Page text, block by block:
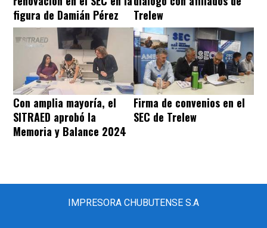
figura de Damián Pérez
Trelew
Con amplia mayoría, el
SITRAED aprobó la
Memoria y Balance 2024
Firma de convenios en el
SEC de Trelew
IMPRESORA CHUBUTENSE S.A